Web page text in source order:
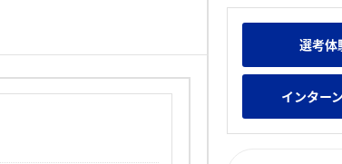
みんなの新卒就職人気企業ランキング
選考体
インター